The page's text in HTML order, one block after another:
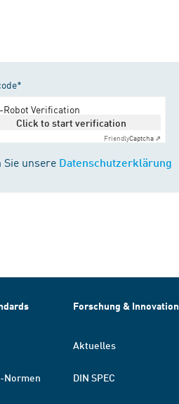
Verification
Click to start verification
FriendlyCaptcha ⇗
unsere Datenschutzerklärung
Normen
Forschung & Innovation
Aktuelles
DIN SPEC